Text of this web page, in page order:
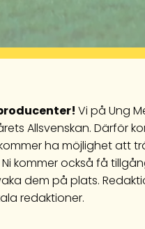
Vi på Ung
Allsvenskan. Därför
ha möjlighet att
kommer också få
dem på plats.
redaktioner.